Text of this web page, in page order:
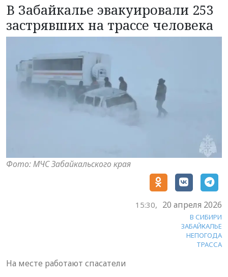
В Забайкалье эвакуировали 253
застрявших на трассе человека
Фото: МЧС Забайкальского края
15:30, 20 апреля 2026
В СИБИРИ
ЗАБАЙКАЛЬЕ
НЕПОГОДА
ТРАССА
На месте работают спасатели